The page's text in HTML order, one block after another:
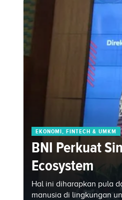
EKONOMI, FINTECH & UMKM
BNI Perkuat
Ecosystem
Hal ini diharapkan pula
manusia di lingkungan